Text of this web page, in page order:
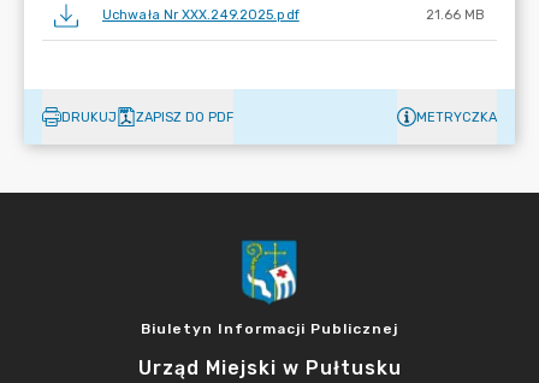
Uchwała Nr XXX.249.2025.pdf 21.66 MB
DRUKUJ ZAPISZ DO PDF METRYCZKA
Biuletyn Informacji Publicznej
Urząd Miejski w Pułtusku